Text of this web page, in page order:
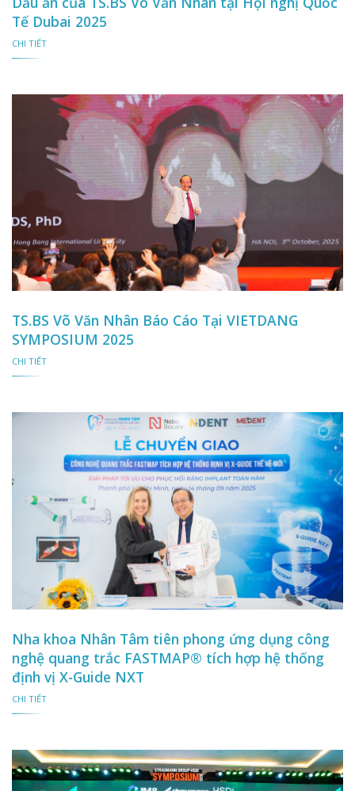
Tế Dubai 2025
CHI TIẾT
TS.BS Võ Văn Nhân Báo Cáo Tại VIETDANG
SYMPOSIUM 2025
CHI TIẾT
Nha khoa Nhân Tâm tiên phong ứng dụng công
nghệ quang trắc FASTMAP® tích hợp hệ thống
định vị X-Guide NXT
CHI TIẾT